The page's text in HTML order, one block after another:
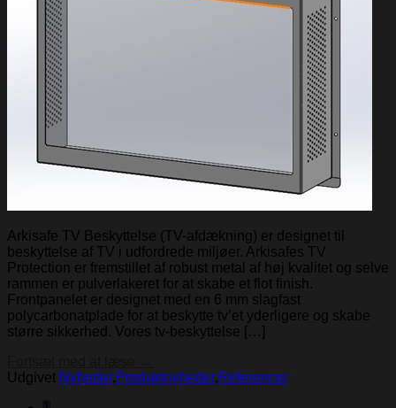
Arkisafe TV Beskyttelse (TV-afdækning) er designet til
beskyttelse af TV i udfordrede miljøer. Arkisafes TV
Protection er fremstillet af robust metal af høj kvalitet og selve
rammen er pulverlakeret for at skabe et flot finish.
Frontpanelet er designet med en 6 mm slagfast
polycarbonatplade for at beskytte tv’et yderligere og skabe
større sikkerhed. Vores tv-beskyttelse […]
Udgivet Nyheder,Produktnyheder,Referencer